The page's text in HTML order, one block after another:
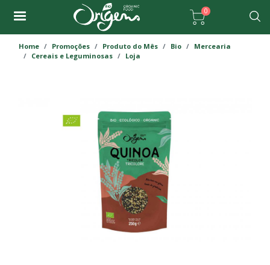
Passar
para
o
conteúdo
0
Home Promoções Produto do Mês Bio
Mercearia
Cereais e Leguminosas
Loja